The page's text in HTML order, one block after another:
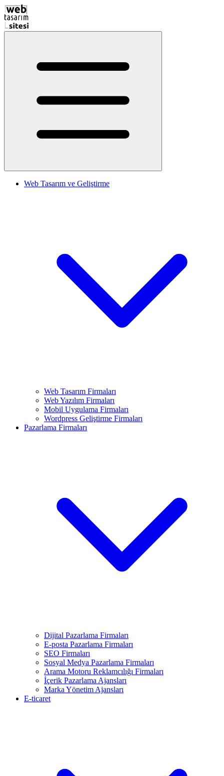
Web Tasarım ve Geliştirme
Web Tasarım Firmaları
Web Yazılım Firmaları
Mobil Uygulama Firmaları
Wordpress Geliştirme Firmaları
Pazarlama Firmaları
Dijital Pazarlama Firmaları
E-posta Pazarlama Firmaları
SEO Firmaları
Sosyal Medya Pazarlama Firmaları
Arama Motoru Reklamcılığı Firmaları
İçerik Pazarlama Ajansları
Marka Yönetim Ajansları
E-ticaret